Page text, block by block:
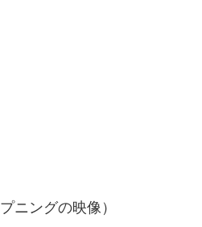
ニングの映像）